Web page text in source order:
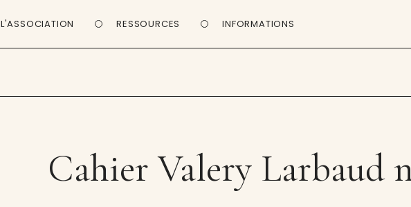
L'ASSOCIATION RESSOURCES INFORMATIONS
Cahier Valery Larbaud